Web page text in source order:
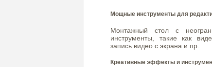
Мощные инструменты для
Монтажный стол с
инструменты, такие как
запись видео с экрана и пр.
Креативные эффекты и